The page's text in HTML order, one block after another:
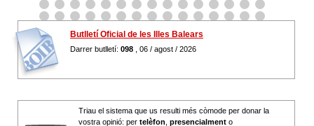
Butlletí Oficial de les Illes Balears
Darrer butlletí: 098 , 06 / agost / 2026
Triau el sistema que us resulti més còmode per donar la
vostra opinió: per telèfon presencialment o